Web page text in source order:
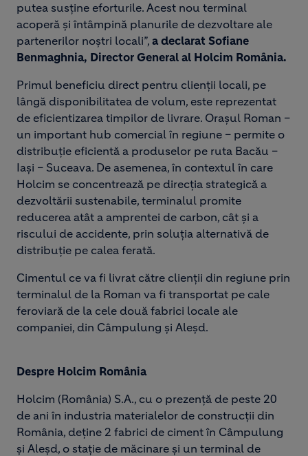
putea susține eforturile. Acest nou terminal
acoperă și întâmpină planurile de dezvoltare ale
partenerilor noștri locali”, a declarat Sofiane
Benmaghnia, Director General al Holcim România.
Primul beneficiu direct pentru clienții locali, pe
lângă disponibilitatea de volum, este reprezentat
de eficientizarea timpilor de livrare. Orașul Roman –
un important hub comercial în regiune – permite o
distribuție eficientă a produselor pe ruta Bacău –
Iași – Suceava. De asemenea, în contextul în care
Holcim se concentrează pe direcția strategică a
dezvoltării sustenabile, terminalul promite
reducerea atât a amprentei de carbon, cât și a
riscului de accidente, prin soluția alternativă de
distribuție pe calea ferată.
Cimentul ce va fi livrat către clienții din regiune prin
terminalul de la Roman va fi transportat pe cale
feroviară de la cele două fabrici locale ale
companiei, din Câmpulung și Aleșd.
Despre Holcim România
Holcim (România) S.A., cu o prezență de peste 20
de ani în industria materialelor de construcții din
România, deţine 2 fabrici de ciment în Câmpulung
şi Aleșd, o staţie de măcinare şi un terminal de